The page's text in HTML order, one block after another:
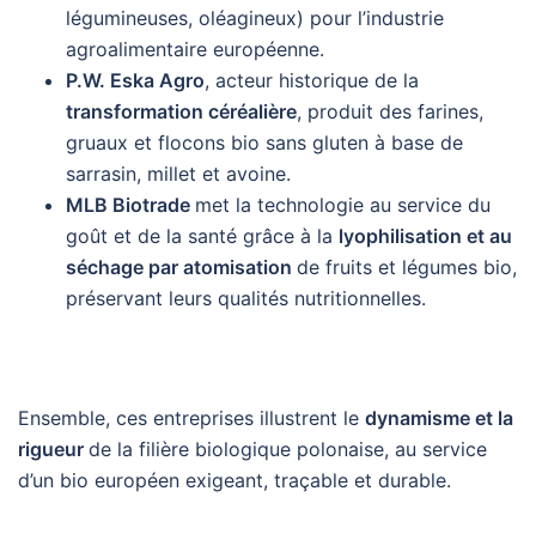
légumineuses, oléagineux) pour l’industrie
agroalimentaire européenne.
P.W. Eska Agro, acteur historique de la
transformation céréalière, produit des farines,
gruaux et flocons bio sans gluten à base de
sarrasin, millet et avoine.
MLB Biotrade met la technologie au service du
goût et de la santé grâce à la lyophilisation et au
séchage par atomisation de fruits et légumes bio,
préservant leurs qualités nutritionnelles.
Ensemble, ces entreprises illustrent le dynamisme et la
rigueur de la filière biologique polonaise, au service
d’un bio européen exigeant, traçable et durable.